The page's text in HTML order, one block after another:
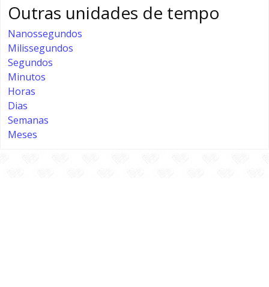
Outras unidades de tempo
Nanossegundos
Milissegundos
Segundos
Minutos
Horas
Dias
Semanas
Meses